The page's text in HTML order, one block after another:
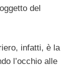
del
infatti, è la
l’occhio alle